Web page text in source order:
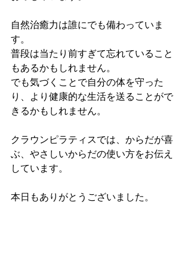
自然治癒力は誰にでも備わっていま
す。
普段は当たり前すぎて忘れていること
もあるかもしれません。
でも気づくことで自分の体を守った
り、より健康的な生活を送ることがで
きるかもしれません。
クラウンピラティスでは、からだが喜
ぶ、やさしいからだの使い方をお伝え
しています。
本日もありがとうございました。